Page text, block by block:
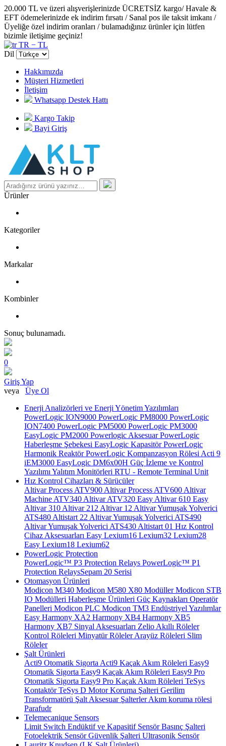
20.000 TL ve üzeri alışverişlerinizde ÜCRETSİZ kargo/ Havale &
EFT ödemelerinizde ek indirim fırsatı / Sanal pos ile taksit imkanı /
Üyeliğe özel indirim oranları / bulamadığınız ürünler için lütfen
bizimle iletişime geçiniz!
TR − TL
Dil
Hakkımızda
Müşteri Hizmetleri
İletişim
Whatsapp Destek Hattı
Kargo Takip
Bayi Giriş
Ürünler
Kategoriler
Markalar
Kombinler
Sonuç bulunamadı.
0
Giriş Yap
veya Üye Ol
Enerji Analizörleri ve Enerji Yönetim Yazılımları
PowerLogic ION9000 PowerLogic PM8000 PowerLogic
ION7400 PowerLogic PM5000 PowerLogic PM3000
EasyLogic PM2000 Powerlogic AksesuarPowerLogic
Haberleşme Şebekesi EasyLogic KapasitörPowerLogic
Harmonik ReaktörPowerLogic Kompanzasyon Rölesi Acti 9
iEM3000 EasyLogic DM6x00H Güç İzleme ve Kontrol
Yazılımı Yalıtım Monitörleri RTU - Remote Terminal Unit
Hız Kontrol Cihazları & Sürücüler
Altivar Process ATV900 Altivar Process ATV600 Altivar
Machine ATV340 Altivar ATV320 Easy Altivar 610 Easy
Altivar 310 Altivar 212 Altivar 12 Altivar Yumuşak Yolverici
ATS480 Altistart 22 Altivar Yumuşak Yolverici ATS490
Altivar Yumuşak Yolverici ATS430 Altistart 01 Hız Kontrol
Cihaz Aksesuarları Easy Lexium16 Lexium32 Lexium28
Easy Lexium18 Lexium62
PowerLogic Protection
PowerLogic™ P3 Protection Relays PowerLogic™ P1
Protection Relays​Sepam 20 Serisi
Otomasyon Ürünleri
Modicon M340 Modicon M580 X80 ModüllerModicon STB
IO Modülleri Haberleşme Ürünleri Güç Kaynakları Operatör
Panelleri Modicon PLC Modicon TM3 Endüstriyel Yazılımlar
Easy Harmony XA2 Harmony XB4 Harmony XB5
Harmony XB7 Sinyal Aksesuarları Zelio Akıllı Röleler
Kontrol Röleleri Minyatür RölelerArayüz Röleleri Slim
Röleler
Şalt Ürünleri
Acti9 Otomatik Sigorta Acti9 Kaçak Akım Röleleri Easy9
Otomatik Sigorta Easy9 Kaçak Akım Röleleri Easy9 Pro
Otomatik Sigorta Easy9 Pro Kaçak Akım Röleleri TeSys
KontaktörTeSys D Motor Koruma Şalteri Gerilim
Transformatörü Şalt Aksesuar ŞalterlerAkım koruma rölesi
Parafudr
Telemecanique Sensors
Limit Switch Endüktif ve Kapasitif SensörBasınç Şalteri
Fotoelektrik SensörGüvenlik Şalteri Ultrasonik Sensör